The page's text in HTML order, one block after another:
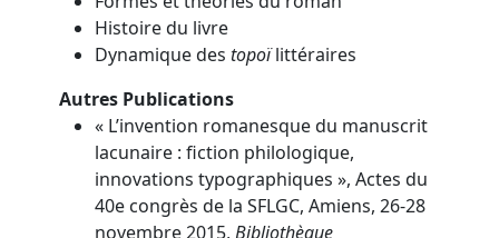
Histoire du livre
Dynamique des topoïlittéraires
Autres Publications
« L’invention romanesque du manuscrit
lacunaire : fiction philologique,
innovations typographiques », Actes du
40e congrès de la SFLGC, Amiens, 26-28
novembre 2015, Bibliothèque